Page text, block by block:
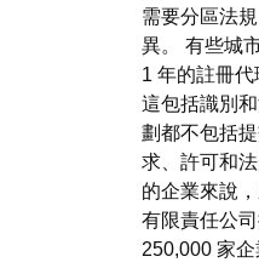
需要分區法
異。 有些城
1 年的註冊
這包括識別
劃都不包括
求、許可和
的企業來說
有限責任公
250,000 家